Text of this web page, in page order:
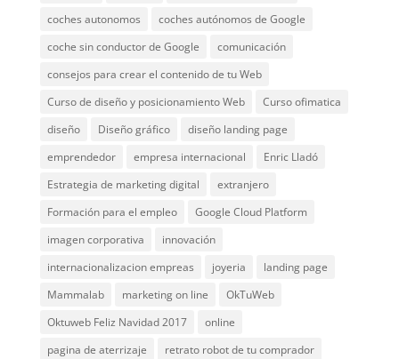
coches autonomos
coches autónomos de Google
coche sin conductor de Google
comunicación
consejos para crear el contenido de tu Web
Curso de diseño y posicionamiento Web
Curso ofimatica
diseño
Diseño gráfico
diseño landing page
emprendedor
empresa internacional
Enric Lladó
Estrategia de marketing digital
extranjero
Formación para el empleo
Google Cloud Platform
imagen corporativa
innovación
internacionalizacion empreas
joyeria
landing page
Mammalab
marketing on line
OkTuWeb
Oktuweb Feliz Navidad 2017
online
pagina de aterrizaje
retrato robot de tu comprador